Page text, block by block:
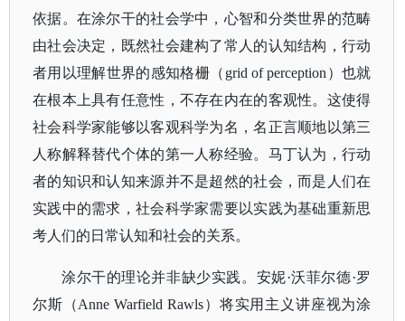
依据。在涂尔干的社会学中，心智和分类世界的范畴
由社会决定，既然社会建构了常人的认知结构，行动
者用以理解世界的感知格栅（grid of perception）也就
在根本上具有任意性，不存在内在的客观性。这使得
社会科学家能够以客观科学为名，名正言顺地以第三
人称解释替代个体的第一人称经验。马丁认为，行动
者的知识和认知来源并不是超然的社会，而是人们在
实践中的需求，社会科学家需要以实践为基础重新思
考人们的日常认知和社会的关系。
涂尔干的理论并非缺少实践。安妮·沃菲尔德·罗
尔斯（Anne Warfield Rawls）将实用主义讲座视为涂